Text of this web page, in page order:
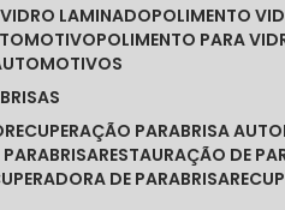
VIDRO LAMINADO POLIMENTO
POLIMENTO PARA
RECUPERAÇÃO PARABRISA
PARABRISA RESTAURAÇÃO DE
DE PARABRISA